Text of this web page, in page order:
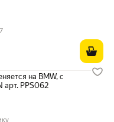
Пэй 9574 ₽ вместо
на BMW, с
арт. PPS062
Пэй 9740 ₽ вместо